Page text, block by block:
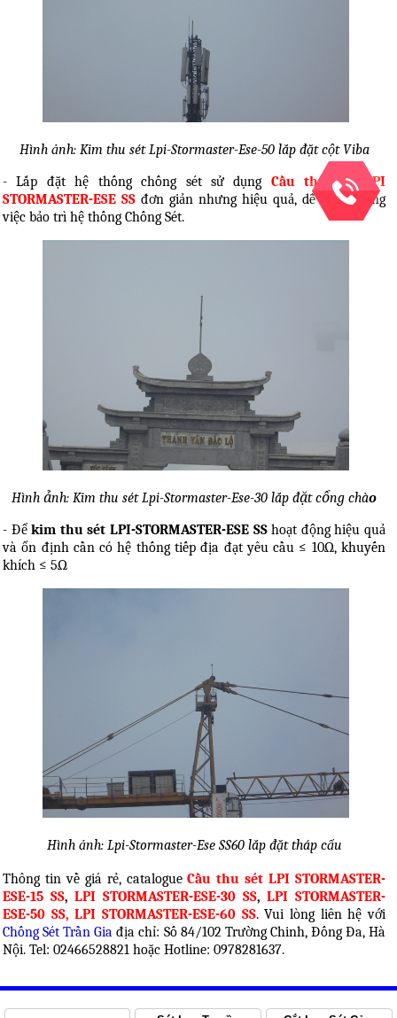
Hình ảnh: Kim thu sét Lpi-Stormaster-Ese-50 lắp đặt cột Viba
- Lắp đặt hệ thống chống sét sử dụng Cầu thu sét LPI
STORMASTER-ESE SS đơn giản nhưng hiệu quả, dễ dàng trong
việc bảo trì hệ thống Chống Sét.
Hình ảnh: Kim thu sét Lpi-Stormaster-Ese-30 lắp đặt cổng chào
- Đểkim thu sét LPI-STORMASTER-ESE SShoạt động hiệu quả
và ổn định cần có hệ thống tiếp địa đạt yêu cầu ≤ 10Ω, khuyến
khích ≤ 5Ω
Hình ảnh: Lpi-Stormaster-Ese SS60 lắp đặt tháp cẩu
Thông tin về giá rẻ, catalogueCầu thu sét LPI STORMASTER-
ESE-15 SS,LPI STORMASTER-ESE-30 SS,LPI STORMASTER-
ESE-50 SS, LPI STORMASTER-ESE-60 SS. Vui lòng liên hệ với
Chống Sét Trần Gia địa chỉ: Số 84/102 Trường Chinh, Đống Đa, Hà
Nội. Tel: 02466528821 hoặc Hotline: 0978281637.